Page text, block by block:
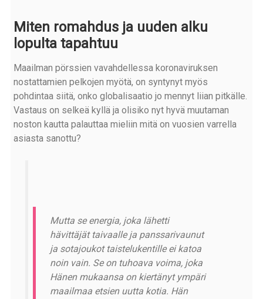
Miten romahdus ja uuden alku
lopulta tapahtuu
Maailman pörssien vavahdellessa koronaviruksen
nostattamien pelkojen myötä, on syntynyt myös
pohdintaa siitä, onko globalisaatio jo mennyt liian pitkälle.
Vastaus on selkeä kyllä ja olisiko nyt hyvä muutaman
noston kautta palauttaa mieliin mitä on vuosien varrella
asiasta sanottu?
Mutta se energia, joka lähetti
hävittäjät taivaalle ja panssarivaunut
ja sotajoukot taistelukentille ei katoa
noin vain. Se on tuhoava voima, joka
Hänen mukaansa on kiertänyt ympäri
maailmaa etsien uutta kotia. Hän